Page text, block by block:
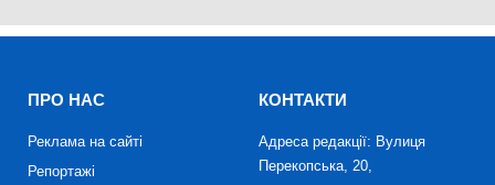
ПРО НАС
Реклама на сайті
Репортажі
КОНТАКТИ
Адреса редакції: Вулиця
Перекопська, 20,